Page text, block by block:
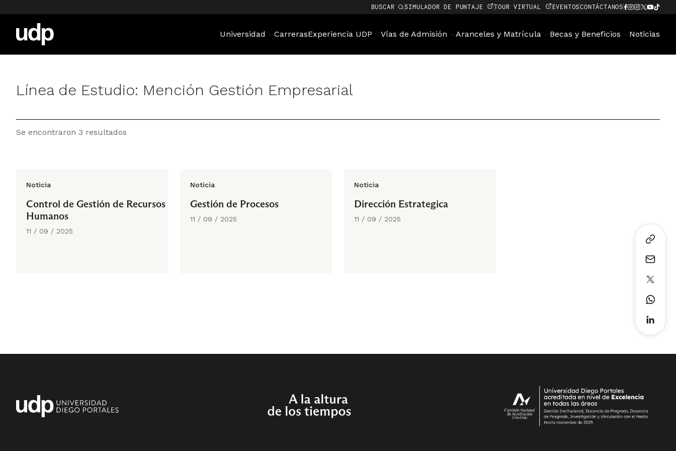
BUSCAR SIMULADOR DE PUNTAJE TOUR VIRTUAL EVENTOSCONTÁCTANOS
Universidad CarrerasExperiencia UDP Vías de Admisión Aranceles y Matrícula Becas y Beneficios Noticias
Línea de Estudio: Mención Gestión Empresarial
Se encontraron 3 resultados
Noticia
Control de Gestión de Recursos
Humanos
11 / 09 / 2025
Noticia
Gestión de Procesos
11 / 09 / 2025
Noticia
Dirección Estrategica
11 / 09 / 2025